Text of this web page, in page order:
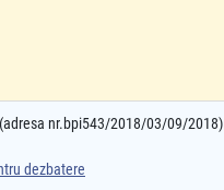
nr.bpi543/2018/03/09/2018)
dezbatere